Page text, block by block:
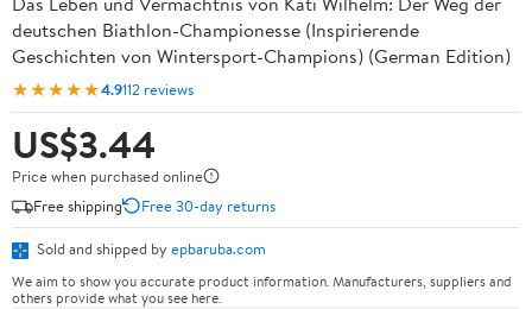
deutschen Biathlon-Championesse (Inspirierende
Geschichten von Wintersport-Champions) (German Edition)
★★★★★4.9112 reviews
US$3.44
Price when purchased online
Free shipping
Free 30-day returns
Sold and shipped by epbaruba.com
We aim to show you accurate product information. Manufacturers, suppliers and
others provide what you see here.